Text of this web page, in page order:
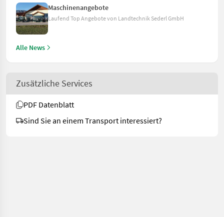
Maschinenangebote
Laufend Top Angebote von Landtechnik Sederl GmbH
Alle News
Zusätzliche Services
PDF Datenblatt
Sind Sie an einem Transport interessiert?